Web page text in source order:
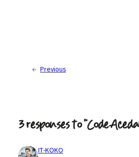
← Previous
3 responses to
IT-KOKO